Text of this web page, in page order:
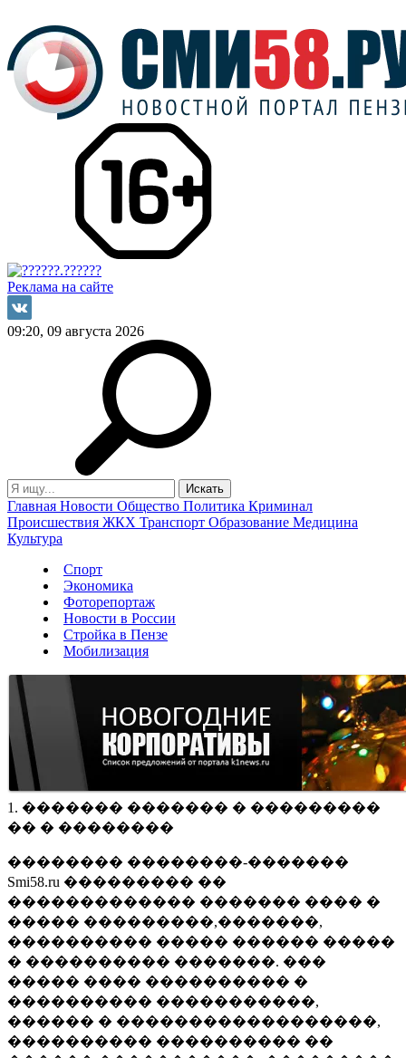
Реклама на сайте
09:20, 09 августа 2026
Главная Новости Общество Политика Криминал
Происшествия ЖКХ Транспорт Образование Медицина
Культура
Спорт
Экономика
Фоторепортаж
Новости в России
Стройка в Пензе
Мобилизация
1. ������� ������� � ���������
�� � ��������
�������� ��������-�������
Smi58.ru ��������� ��
������������� ������� ���� �
����� ���������,�������,
���������� ����� ������ �����
� ���������� �������. ���
����� ���� ���������� �
���������� �����������,
������ � ������������������,
���������� ���������� ��